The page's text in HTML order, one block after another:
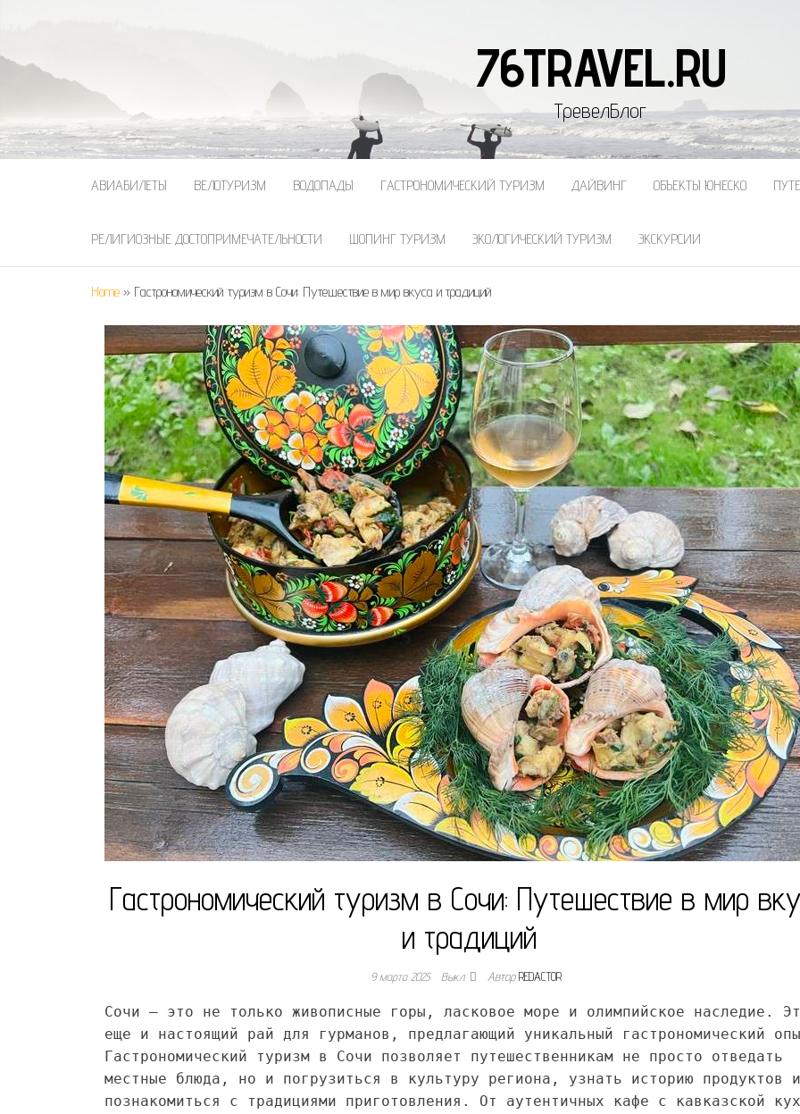
76TRAVEL.RU
ТревелБлог
АВИАБИЛЕТЫ ВЕЛОТУРИЗМ ВОДОПАДЫ ГАСТРОНОМИЧЕСКИЙ ТУРИЗМ ДАЙВИНГ ОБЪЕКТЫ ЮНЕСКО
РЕЛИГИОЗНЫЕ ДОСТОПРИМЕЧАТЕЛЬНОСТИ ШОПИНГ ТУРИЗМ ЭКОЛОГИЧЕСКИЙ ТУРИЗМ ЭКСКУРСИИ
Home » Гастрономический туризм в Сочи: Путешествие в мир вкуса и традиций
Гастрономический туризм в Сочи: Путешествие в мир
и традиций
9 марта 2025 Выкл. АвторREDACTOR
Сочи – это не только живописные горы, ласковое море и олимпийское наследие.
еще и настоящий рай для гурманов, предлагающий уникальный гастрономический
Гастрономический туризм в Сочи позволяет путешественникам не просто отведать
местные блюда, но и погрузиться в культуру региона, узнать историю продуктов и
познакомиться с традициями приготовления. От аутентичных кафе с кавказской